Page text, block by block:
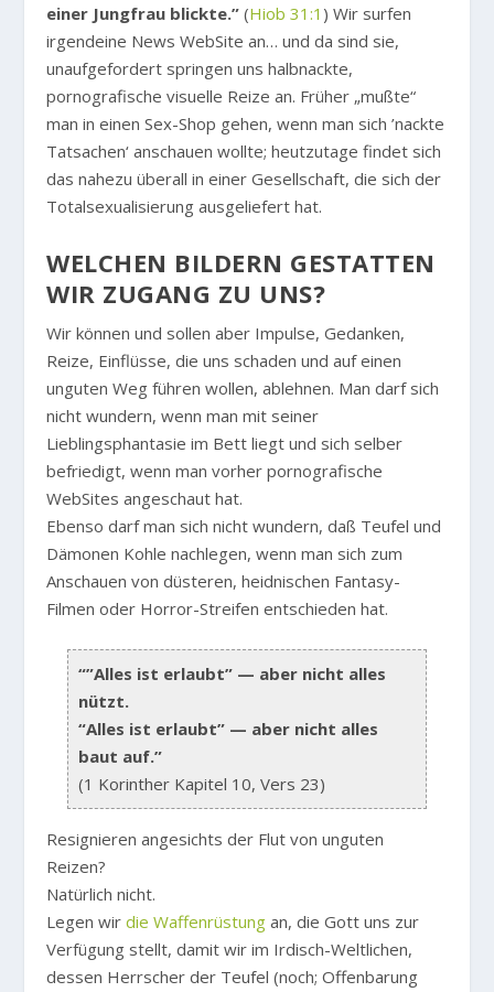
einer Jungfrau blickte.” (Hiob 31:1 ) Wir surfen
irgendeine News WebSite an… und da sind sie,
unaufgefordert springen uns halbnackte,
pornografische visuelle Reize an. Früher „mußte“
man in einen Sex-Shop gehen, wenn man sich ’nackte
Tatsachen‘ anschauen wollte; heutzutage findet sich
das nahezu überall in einer Gesellschaft, die sich der
Totalsexualisierung ausgeliefert hat.
WELCHEN BILDERN GESTATTEN
WIR ZUGANG ZU UNS?
Wir können und sollen aber Impulse, Gedanken,
Reize, Einflüsse, die uns schaden und auf einen
unguten Weg führen wollen, ablehnen. Man darf sich
nicht wundern, wenn man mit seiner
Lieblingsphantasie im Bett liegt und sich selber
befriedigt, wenn man vorher pornografische
WebSites angeschaut hat.
Ebenso darf man sich nicht wundern, daß Teufel und
Dämonen Kohle nachlegen, wenn man sich zum
Anschauen von düsteren, heidnischen Fantasy-
Filmen oder Horror-Streifen entschieden hat.
“”Alles ist erlaubt” — aber nicht alles
nützt.
“Alles ist erlaubt” — aber nicht alles
baut auf.”
(1 Korinther Kapitel 10, Vers 23)
Resignieren angesichts der Flut von unguten
Reizen?
Natürlich nicht.
Legen wirdie Waffenrüstung an, die Gott uns zur
Verfügung stellt, damit wir im Irdisch-Weltlichen,
dessen Herrscher der Teufel (noch; Offenbarung